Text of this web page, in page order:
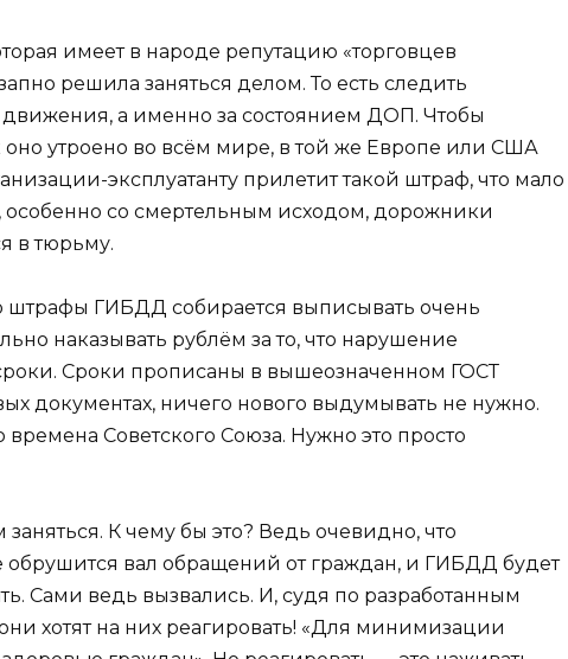
имеет в народе репутацию «торговцев
решила заняться делом. То есть следить
движения, а именно за состоянием ДОП. Чтобы
оно утроено во всём мире, в той же Европе или США
эксплуатанту прилетит такой штраф, что мало
особенно со смертельным исходом, дорожники
в тюрьму.
штрафы ГИБДД собирается выписывать очень
наказывать рублём за то, что нарушение
Сроки прописаны в вышеозначенном ГОСТ
документах, ничего нового выдумывать не нужно.
Советского Союза. Нужно это просто
К чему бы это? Ведь очевидно, что
вал обращений от граждан, и ГИБДД будет
Сами ведь вызвались. И, судя по разработанным
хотят на них реагировать! «Для минимизации